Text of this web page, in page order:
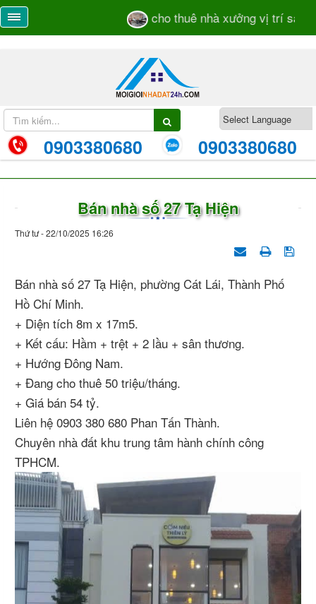
cho thuê nhà xưởng vị trí sát
0903380680 0903380680
Bán nhà số 27 Tạ Hiện
Thứ tư - 22/10/2025 16:26
Bán nhà số 27 Tạ Hiện, phường Cát Lái, Thành Phố
Hồ Chí Minh.
+ Diện tích 8m x 17m5.
+ Kết cấu: Hầm + trệt + 2 lầu + sân thương.
+ Hướng Đông Nam.
+ Đang cho thuê 50 triệu/tháng.
+ Giá bán 54 tỷ.
Liên hệ 0903 380 680 Phan Tấn Thành.
Chuyên nhà đất khu trung tâm hành chính công
TPHCM.